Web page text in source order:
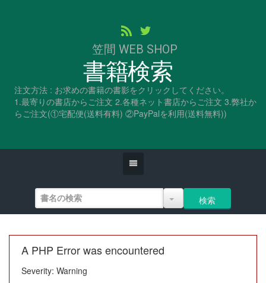
笠間 WEB SHOP
書籍検索
注文方法 : お求めの書籍の書影をクリックしてください。
1.最寄りの書店からご注文 2.各種ネット書店からご注文 3.弊社か
らご注文(①宅配便(送料有料) ②PayPalを利用(送料無料))
A PHP Error was encountered
Severity: Warning